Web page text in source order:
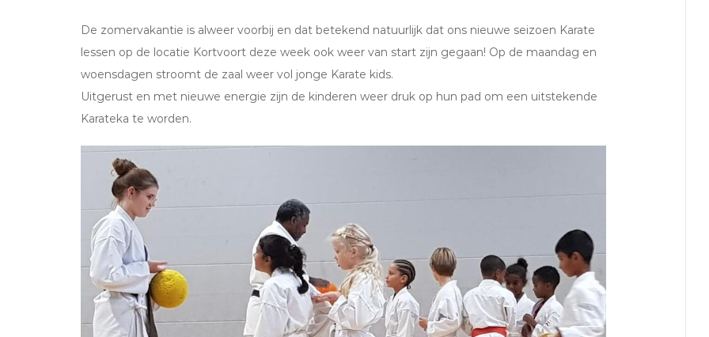
De zomervakantie is alweer voorbij en dat betekend natuurlijk dat ons nieuwe seizoen Karate
lessen op de locatie Kortvoort deze week ook weer van start zijn gegaan! Op de maandag en
woensdagen stroomt de zaal weer vol jonge Karate kids.
Uitgerust en met nieuwe energie zijn de kinderen weer druk op hun pad om een uitstekende
Karateka te worden.